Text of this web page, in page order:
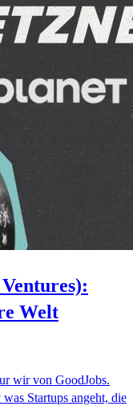
Welt
wir von GoodJobs.
Startups angeht, die